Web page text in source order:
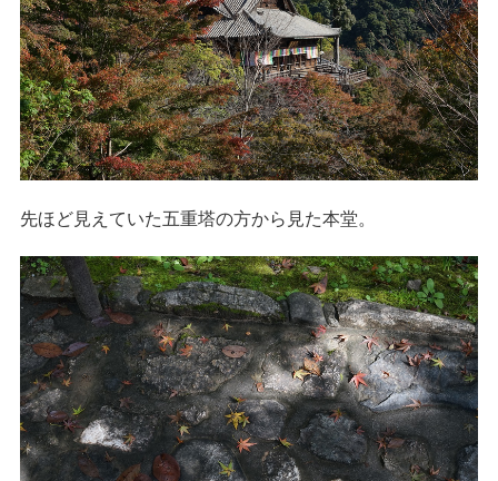
先ほど見えていた五重塔の方から見た本堂。